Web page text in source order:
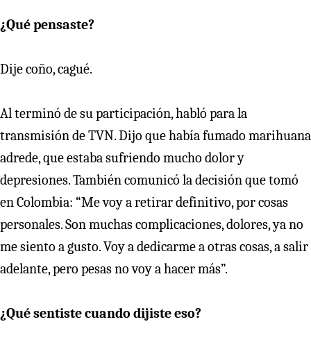
¿Qué pensaste?
Dije coño, cagué.
Al terminó de su participación, habló para la
transmisión de TVN. Dijo que había fumado marihuana
adrede, que estaba sufriendo mucho dolor y
depresiones. También comunicó la decisión que tomó
en Colombia: “Me voy a retirar definitivo, por cosas
personales. Son muchas complicaciones, dolores, ya no
me siento a gusto. Voy a dedicarme a otras cosas, a salir
adelante, pero pesas no voy a hacer más”.
¿Qué sentiste cuando dijiste eso?